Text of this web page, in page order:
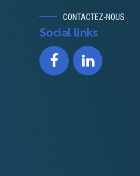
CONTACTEZ-NOUS
Social links